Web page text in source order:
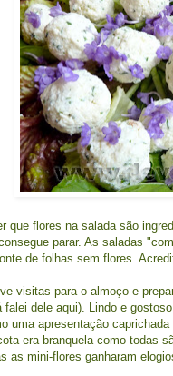
que flores na salada são
parar. As saladas
de folhas sem flores.
visitas para o almoço e
falei dele aqui). Lindo e
uma apresentação
era branquela como todas
as mini-flores ganharam